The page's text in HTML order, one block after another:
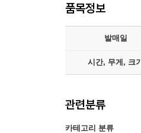
품목정보
발매일
시간, 무게, 크기
관련분류
카테고리 분류